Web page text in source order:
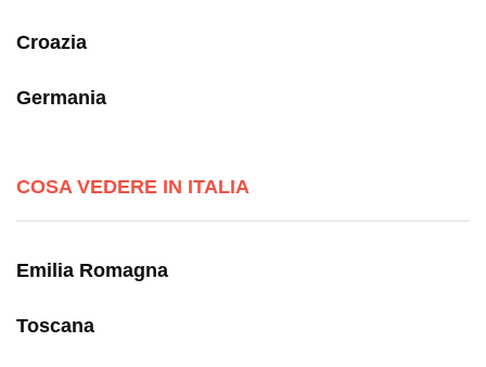
Croazia
Germania
COSA VEDERE IN ITALIA
Emilia Romagna
Toscana